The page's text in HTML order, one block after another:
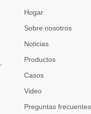
Hogar
Sobre nosotros
Noticias
Productos
Casos
Video
Preguntas frecuentes